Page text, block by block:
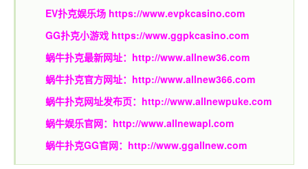
EV扑克娱乐场 https://www.evpkcasino.com
GG扑克小游戏 https://www.ggpkcasino.com
蜗牛扑克最新网址： http://www.allnew36.com
蜗牛扑克官方网址： http://www.allnew366.com
蜗牛扑克网址发布页： http://www.allnewpuke.com
蜗牛娱乐官网： http://www.allnewapl.com
蜗牛扑克GG官网： http://www.ggallnew.com